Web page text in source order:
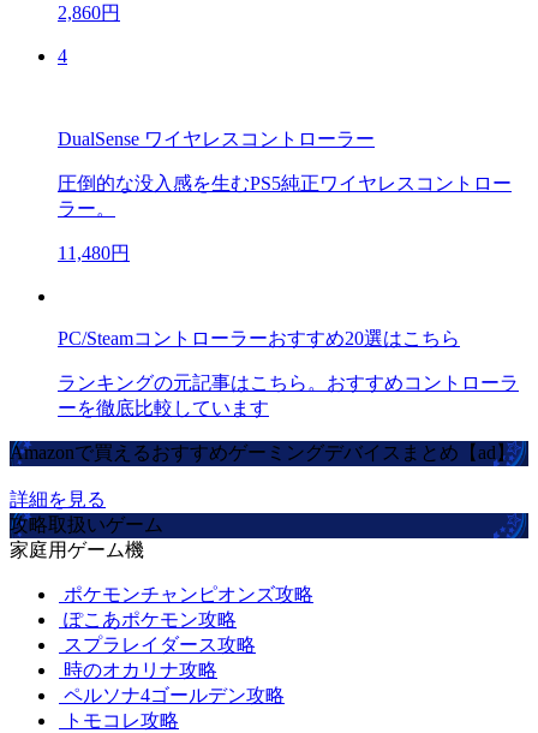
2,860円
4
DualSense ワイヤレスコントローラー
圧倒的な没入感を生むPS5純正ワイヤレスコントロー
ラー。
11,480円
PC/Steamコントローラーおすすめ20選はこちら
ランキングの元記事はこちら。おすすめコントローラ
ーを徹底比較しています
Amazonで買えるおすすめゲーミングデバイスまとめ【ad】
詳細を見る
攻略取扱いゲーム
家庭用ゲーム機
ポケモンチャンピオンズ攻略
ぽこあポケモン攻略
スプラレイダース攻略
時のオカリナ攻略
ペルソナ4ゴールデン攻略
トモコレ攻略